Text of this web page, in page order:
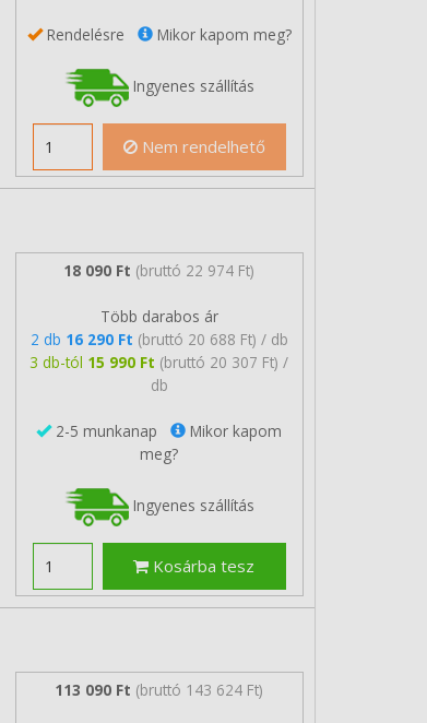
Rendelésre Mikor kapom meg?
Ingyenes szállítás
Nem rendelhető
18 090 Ft (bruttó 22 974 Ft)
Több darabos ár
2 db 16 290 Ft (bruttó 20 688 Ft) / db
3 db-tól 15 990 Ft (bruttó 20 307 Ft) /
db
2-5 munkanap
Mikor kapom
meg?
Ingyenes szállítás
Kosárba tesz
113 090 Ft (bruttó 143 624 Ft)